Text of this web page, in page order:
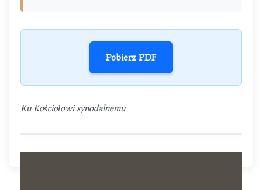
Pobierz PDF
Ku Kościołowi synodalnemu